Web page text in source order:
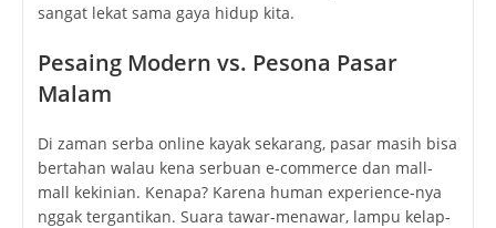
sangat lekat sama gaya hidup kita.
Pesaing Modern vs. Pesona Pasar
Malam
Di zaman serba online kayak sekarang, pasar masih bisa
bertahan walau kena serbuan e-commerce dan mall-
mall kekinian. Kenapa? Karena human experience-nya
nggak tergantikan. Suara tawar-menawar, lampu kelap-